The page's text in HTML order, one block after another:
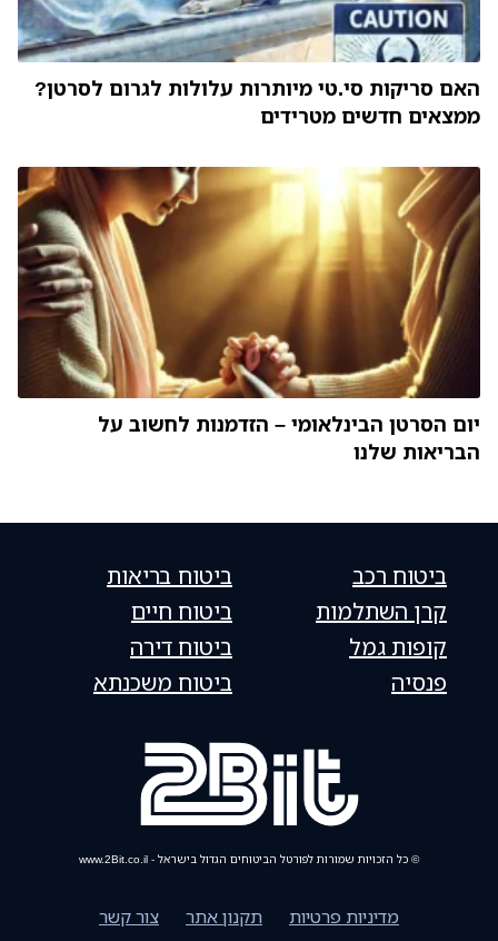
האם סריקות סי.טי מיותרות עלולות לגרום לסרטן?
ממצאים חדשים מטרידים
יום הסרטן הבינלאומי – הזדמנות לחשוב על
הבריאות שלנו
ביטוח רכב
קרן השתלמות
קופות גמל
פנסיה
ביטוח בריאות
ביטוח חיים
ביטוח דירה
ביטוח משכנתא
© כל הזכויות שמורות לפורטל הביטוחים הגדול בישראל - www.2Bit.co.il
מדיניות פרטיות תקנון אתר צור קשר